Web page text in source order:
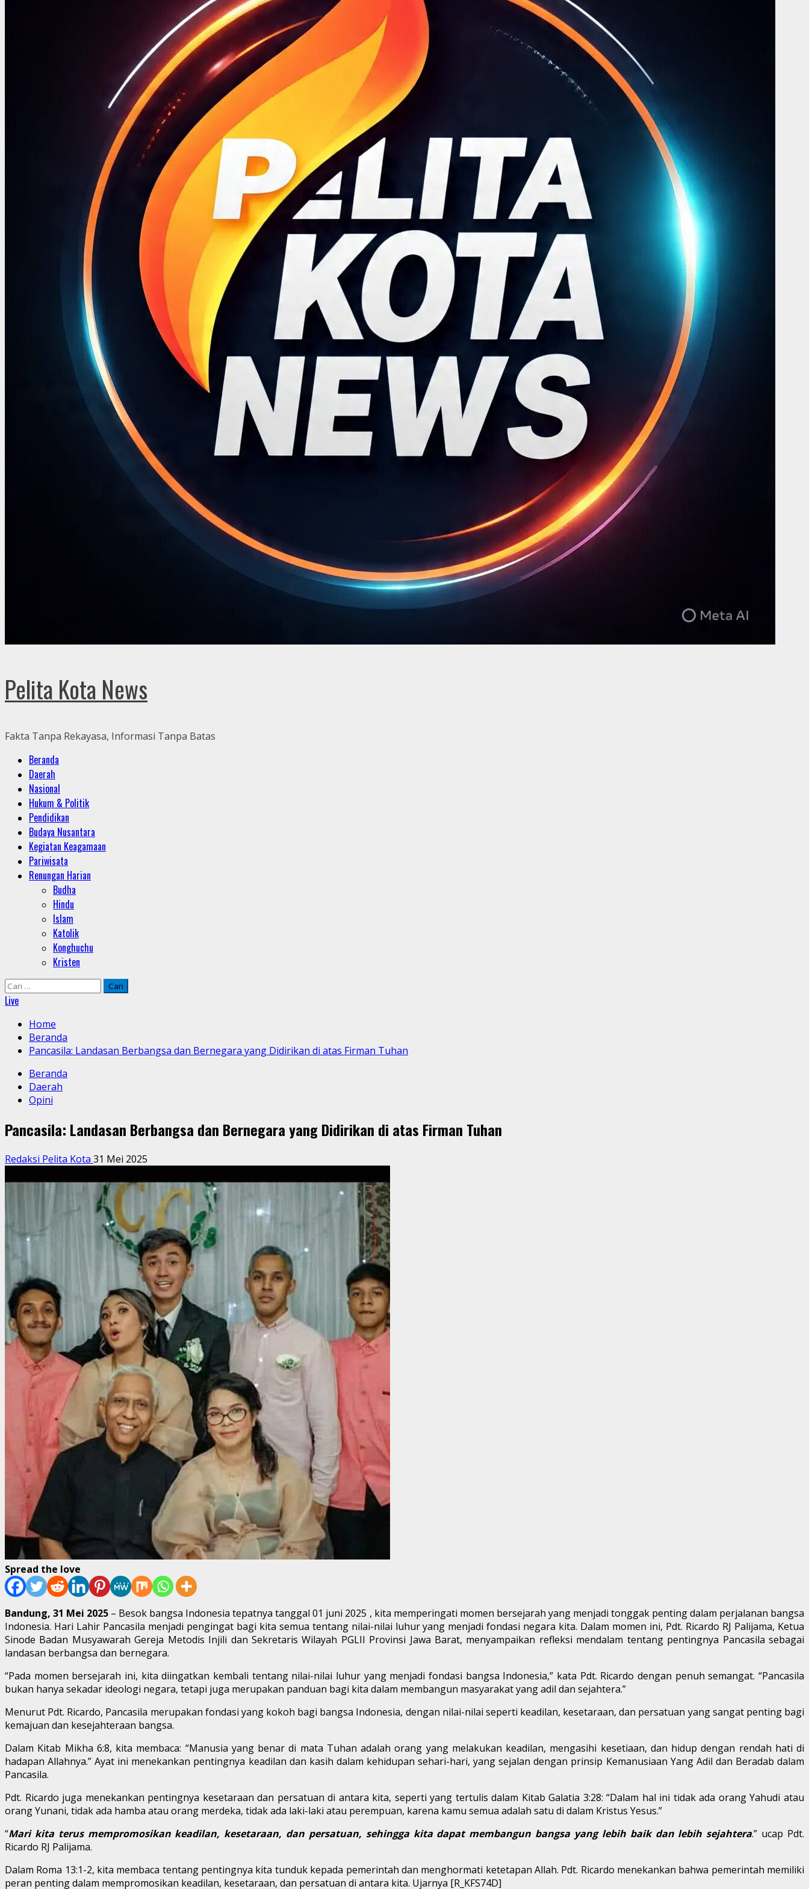
Pelita Kota News
Fakta Tanpa Rekayasa, Informasi Tanpa Batas
Primary
Menu
Beranda
Daerah
Nasional
Hukum & Politik
Pendidikan
Budaya Nusantara
Kegiatan Keagamaan
Pariwisata
Renungan Harian
Budha
Hindu
Islam
Katolik
Konghuchu
Kristen
Cari
untuk:
Live
Home
Beranda
Pancasila: Landasan Berbangsa dan Bernegara yang Didirikan di atas Firman Tuhan
Beranda
Daerah
Opini
Pancasila: Landasan Berbangsa dan Bernegara yang Didirikan di atas Firman Tuhan
Redaksi Pelita Kota 31 Mei 2025
Spread the love
Bandung, 31 Mei 2025 – Besok bangsa Indonesia tepatnya tanggal 01 juni 2025 , kita memperingati momen bersejarah yang menjadi tonggak penting dalam perjalanan bangsa
Indonesia. Hari Lahir Pancasila menjadi pengingat bagi kita semua tentang nilai-nilai luhur yang menjadi fondasi negara kita. Dalam momen ini, Pdt. Ricardo RJ Palijama, Ketua
Sinode Badan Musyawarah Gereja Metodis Injili dan Sekretaris Wilayah PGLII Provinsi Jawa Barat, menyampaikan refleksi mendalam tentang pentingnya Pancasila sebagai
landasan berbangsa dan bernegara.
“Pada momen bersejarah ini, kita diingatkan kembali tentang nilai-nilai luhur yang menjadi fondasi bangsa Indonesia,” kata Pdt. Ricardo dengan penuh semangat. “Pancasila
bukan hanya sekadar ideologi negara, tetapi juga merupakan panduan bagi kita dalam membangun masyarakat yang adil dan sejahtera.”
Menurut Pdt. Ricardo, Pancasila merupakan fondasi yang kokoh bagi bangsa Indonesia, dengan nilai-nilai seperti keadilan, kesetaraan, dan persatuan yang sangat penting bagi
kemajuan dan kesejahteraan bangsa.
Dalam Kitab Mikha 6:8, kita membaca: “Manusia yang benar di mata Tuhan adalah orang yang melakukan keadilan, mengasihi kesetiaan, dan hidup dengan rendah hati di
hadapan Allahnya.” Ayat ini menekankan pentingnya keadilan dan kasih dalam kehidupan sehari-hari, yang sejalan dengan prinsip Kemanusiaan Yang Adil dan Beradab dalam
Pancasila.
Pdt. Ricardo juga menekankan pentingnya kesetaraan dan persatuan di antara kita, seperti yang tertulis dalam Kitab Galatia 3:28: “Dalam hal ini tidak ada orang Yahudi atau
orang Yunani, tidak ada hamba atau orang merdeka, tidak ada laki-laki atau perempuan, karena kamu semua adalah satu di dalam Kristus Yesus.”
“Mari kita terus mempromosikan keadilan, kesetaraan, dan persatuan, sehingga kita dapat membangun bangsa yang lebih baik dan lebih sejahtera.” ucap Pdt.
Ricardo RJ Palijama.
Dalam Roma 13:1-2, kita membaca tentang pentingnya kita tunduk kepada pemerintah dan menghormati ketetapan Allah. Pdt. Ricardo menekankan bahwa pemerintah memiliki
peran penting dalam mempromosikan keadilan, kesetaraan, dan persatuan di antara kita. Ujarnya [R_KFS74D]